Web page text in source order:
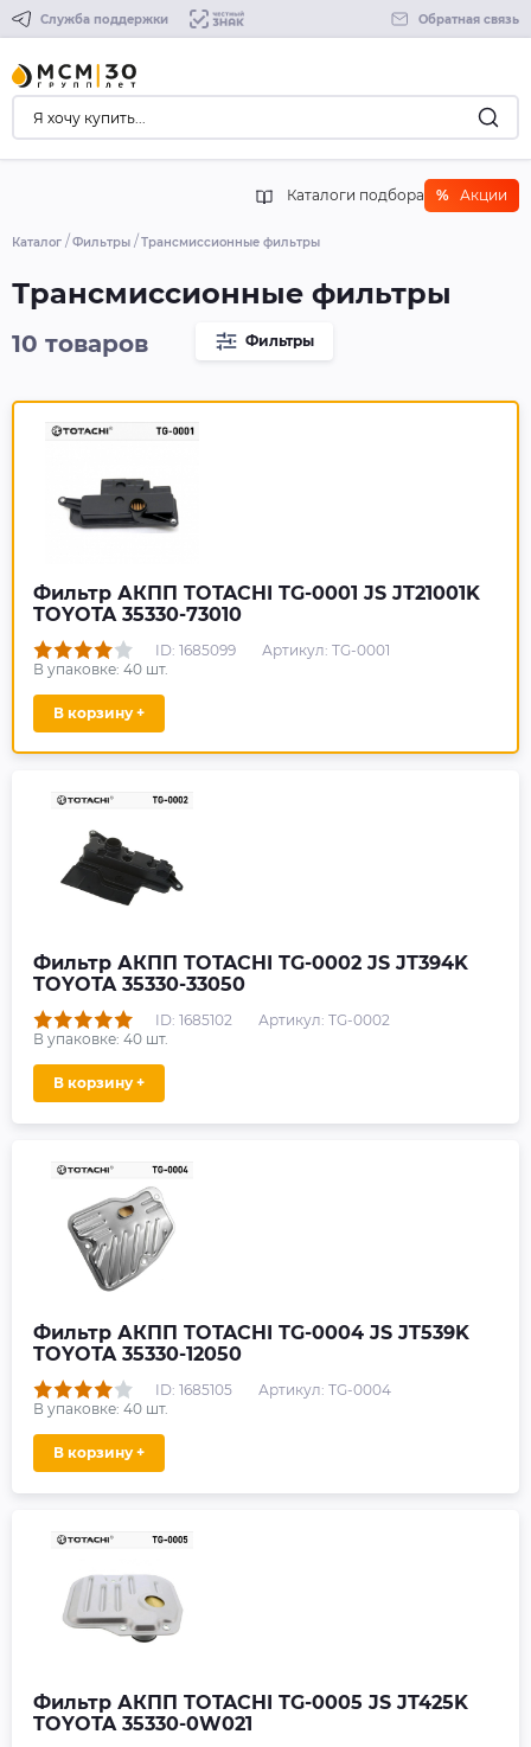
Служба поддержки Обратная связь
Каталоги подбора % Акции
Каталог Фильтры Трансмиссионные фильтры
Трансмиссионные фильтры
10 товаров Фильтры
Фильтр АКПП TOTACHI TG-0001 JS JT21001K
TOYOTA 35330-73010
ID: 1685099
Артикул: TG-0001
В упаковке: 40 шт.
В корзину +
Фильтр АКПП TOTACHI TG-0002 JS JT394K
TOYOTA 35330-33050
ID: 1685102
Артикул: TG-0002
В упаковке: 40 шт.
В корзину +
Фильтр АКПП TOTACHI TG-0004 JS JT539K
TOYOTA 35330-12050
ID: 1685105
Артикул: TG-0004
В упаковке: 40 шт.
В корзину +
Фильтр АКПП TOTACHI TG-0005 JS JT425K
TOYOTA 35330-0W021